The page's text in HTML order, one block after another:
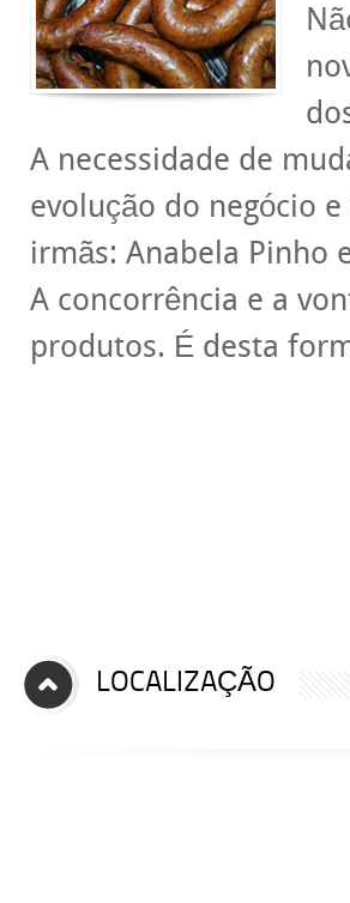
A necessidade de
evolução do negócio
irmãs: Anabela Pinho
A concorrência e a
produtos. É desta
LOCALIZAÇÃO